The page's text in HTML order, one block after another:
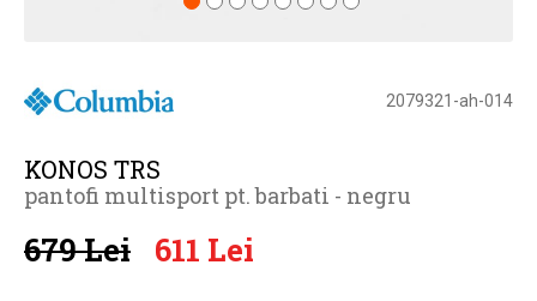
2079321-ah-014
KONOS TRS
pantofi multisport pt. barbati - negru
679 Lei 611 Lei